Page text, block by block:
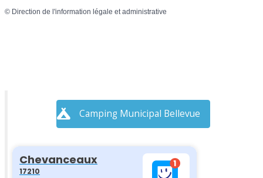
© Direction de l'information légale et administrative
Camping Municipal Bellevue